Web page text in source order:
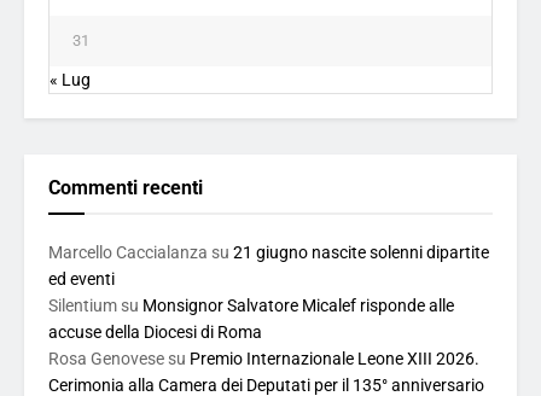
31
« Lug
Commenti recenti
Marcello Caccialanza su 21 giugno nascite solenni dipartite
ed eventi
Silentium su Monsignor Salvatore Micalef risponde alle
accuse della Diocesi di Roma
Rosa Genovese su Premio Internazionale Leone XIII 2026.
Cerimonia alla Camera dei Deputati per il 135° anniversario